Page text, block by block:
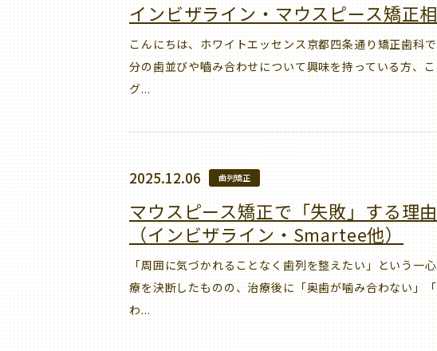
インビザライン・マウスピース矯正
こんにちは、ホワイトエッセンス京都四条通り矯正歯科
分の歯並びや嚙み合わせについて興味を持っている方、
グ...
2025.12.06 歯列矯正
マウスピース矯正で「失敗」する理
（インビザライン・Smartee他）
「周囲に気づかれることなく歯列を整えたい」という
療を決断したものの、治療後に「奥歯が噛み合わない」
わ...